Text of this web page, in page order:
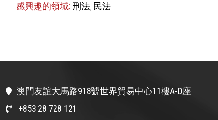
感興趣的領域:刑法, 民法
澳門友誼大馬路918號世界貿易中心11樓A-D座
+853 28 728 121